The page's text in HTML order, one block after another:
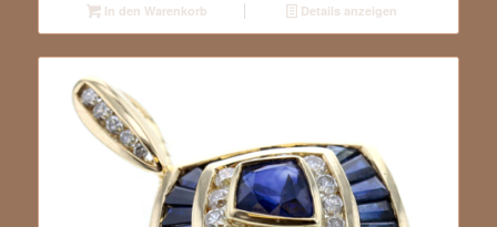
In den Warenkorb Details anzeigen